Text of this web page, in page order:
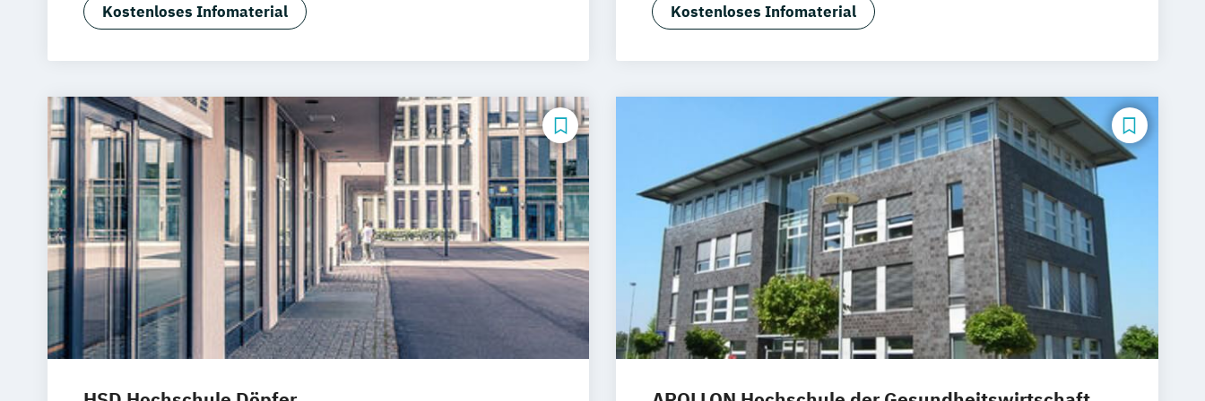
Digital Commerce Marketing & Psychology
Facility Management General Management
Gesundheitsmanagement
Human Resource Management
IT Sicherheit und Forensik IT-Forensik
IT-Management & Consulting
Immobilienmanagement
Informationstechnik & Management
Integrative StadtLand-Entwicklung Legal Tech
Lighting Design (EN)
Management
Digitalisierung und Nachhaltigkeit Marketing
Medizintechnik & Management Personalmanagement
Kostenloses Infomaterial
Angewandte Informatik mit Schwerpunkt
Gerontopsychologie
Angewandte Psychologie mit Schwerpunkt
Gesundheitspsychologie
Angewandte Psychologie mit Schwerpunkt Kinder- und
Jugendpsychologie
Angewandte Psychologie mit Schwerpunkt Klinische
Psychologie und Beratung
Angewandte Psychologie mit Schwerpunkt
Sportpsychologie
Arbeitsrecht Beratung & Coaching
Betriebliches Gesundheitsmanagement
Kostenloses Infomaterial